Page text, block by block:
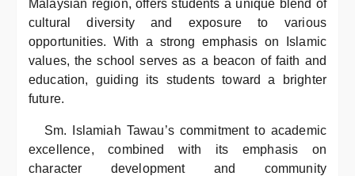
Malaysian region, offers students a unique blend of
cultural diversity and exposure to various
opportunities. With a strong emphasis on Islamic
values, the school serves as a beacon of faith and
education, guiding its students toward a brighter
future.
Sm. Islamiah Tawau’s commitment to academic
excellence, combined with its emphasis on
character development and community